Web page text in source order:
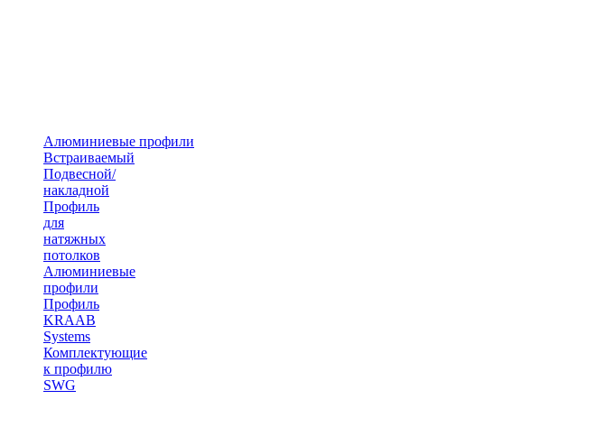
Алюминиевые профили
Встраиваемый
Подвесной/
накладной
Профиль
для
натяжных
потолков
Алюминиевые
профили
Профиль
KRAAB
Systems
Комплектующие
к профилю
SWG